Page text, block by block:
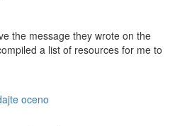
the message they wrote on the
a list of resources for me to
oceno